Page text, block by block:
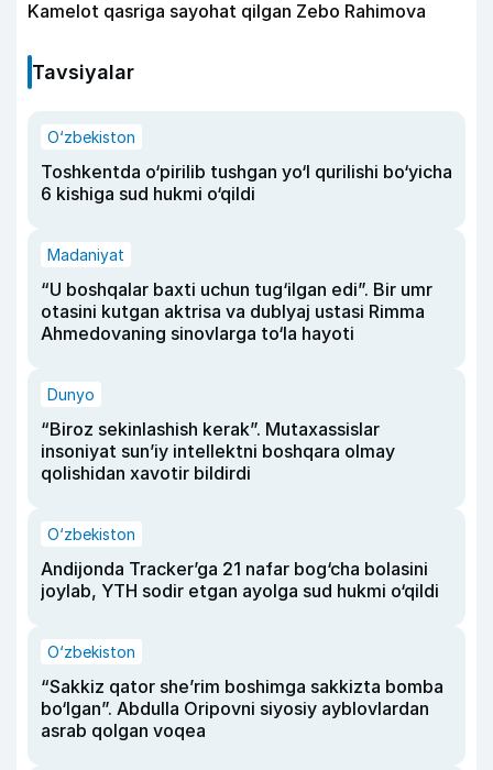
Kamelot qasriga sayohat qilgan Zebo Rahimova
Tavsiyalar
O‘zbekiston
Toshkentda o‘pirilib tushgan yo‘l qurilishi bo‘yicha
6 kishiga sud hukmi o‘qildi
Madaniyat
“U boshqalar baxti uchun tug‘ilgan edi”. Bir umr
otasini kutgan aktrisa va dublyaj ustasi Rimma
Ahmedovaning sinovlarga to‘la hayoti
Dunyo
“Biroz sekinlashish kerak”. Mutaxassislar
insoniyat sun’iy intellektni boshqara olmay
qolishidan xavotir bildirdi
O‘zbekiston
Andijonda Tracker’ga 21 nafar bog‘cha bolasini
joylab, YTH sodir etgan ayolga sud hukmi o‘qildi
O‘zbekiston
“Sakkiz qator she’rim boshimga sakkizta bomba
bo‘lgan”. Abdulla Oripovni siyosiy ayblovlardan
asrab qolgan voqea